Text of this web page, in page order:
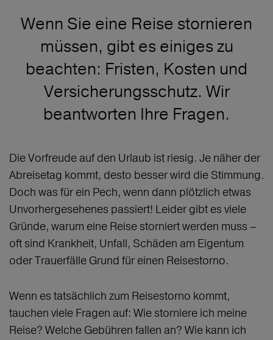
Wenn Sie eine Reise stornieren
müssen, gibt es einiges zu
beachten: Fristen, Kosten und
Versicherungsschutz. Wir
beantworten Ihre Fragen.
Die Vorfreude auf den Urlaub ist riesig. Je näher der
Abreisetag kommt, desto besser wird die Stimmung.
Doch was für ein Pech, wenn dann plötzlich etwas
Unvorhergesehenes passiert! Leider gibt es viele
Gründe, warum eine Reise storniert werden muss –
oft sind Krankheit, Unfall, Schäden am Eigentum
oder Trauerfälle Grund für einen Reisestorno.
Wenn es tatsächlich zum Reisestorno kommt,
tauchen viele Fragen auf: Wie storniere ich meine
Reise? Welche Gebühren fallen an? Wie kann ich